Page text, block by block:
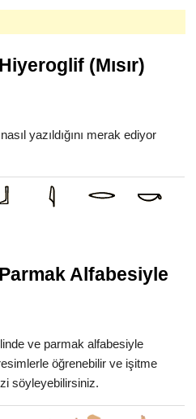
(Mısır)
yazıldığını merak ediyor
Alfabesiyle
ve parmak alfabesiyle
öğrenebilir ve işitme
söyleyebilirsiniz.